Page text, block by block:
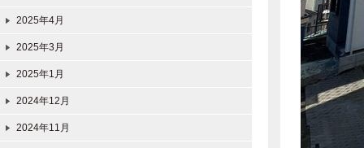
2025年4月
2025年3月
2025年1月
2024年12月
2024年11月